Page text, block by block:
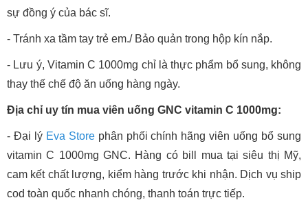
sự đồng ý của bác sĩ.
- Tránh xa tầm tay trẻ em./ Bảo quản trong hộp kín nắp.
- Lưu ý, Vitamin C 1000mg chỉ là thực phẩm bổ sung, không
thay thế chế độ ăn uống hàng ngày.
Địa chỉ uy tín mua viên uống GNC vitamin C 1000mg:
- Đại lý Eva Storephân phối chính hãng viên uống bổ sung
vitamin C 1000mg GNC. Hàng có bill mua tại siêu thị Mỹ,
cam kết chất lượng, kiểm hàng trước khi nhận. Dịch vụ ship
cod toàn quốc nhanh chóng, thanh toán trực tiếp.